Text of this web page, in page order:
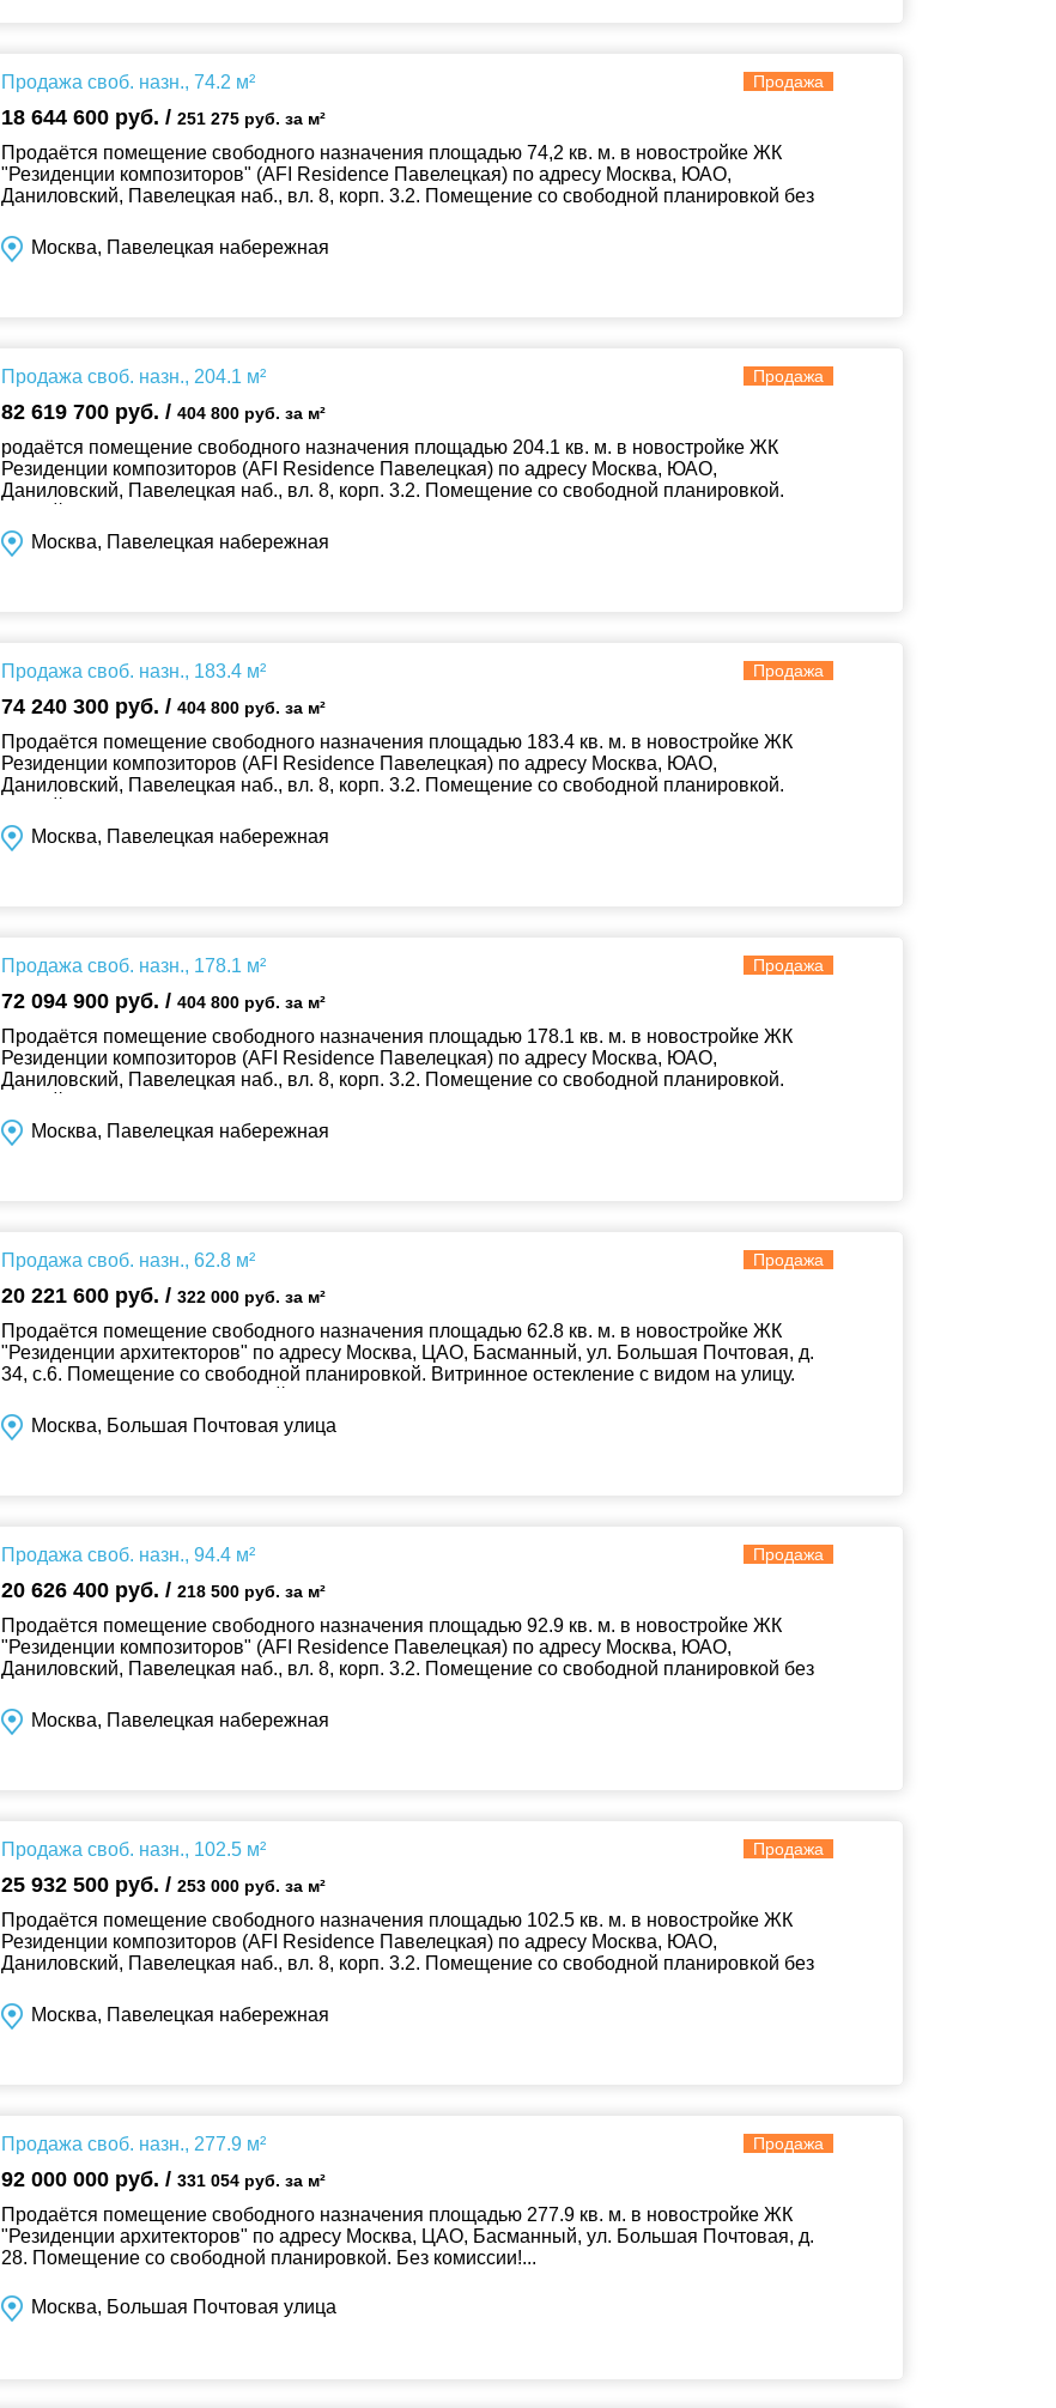
Продажа своб. назн., 74.2 м² Продажа
18 644 600 руб. / 251 275 руб. за м²
Продаётся помещение свободного назначения площадью 74,2 кв. м. в новостройке ЖК
"Резиденции композиторов" (AFI Residence Павелецкая) по адресу Москва, ЮАО,
Даниловский, Павелецкая наб., вл. 8, корп. 3.2. Помещение со свободной планировкой без
Москва, Павелецкая набережная
Продажа своб. назн., 204.1 м² Продажа
82 619 700 руб. / 404 800 руб. за м²
родаётся помещение свободного назначения площадью 204.1 кв. м. в новостройке ЖК
Резиденции композиторов (AFI Residence Павелецкая) по адресу Москва, ЮАО,
Даниловский, Павелецкая наб., вл. 8, корп. 3.2. Помещение со свободной планировкой.
Москва, Павелецкая набережная
Продажа своб. назн., 183.4 м² Продажа
74 240 300 руб. / 404 800 руб. за м²
Продаётся помещение свободного назначения площадью 183.4 кв. м. в новостройке ЖК
Резиденции композиторов (AFI Residence Павелецкая) по адресу Москва, ЮАО,
Даниловский, Павелецкая наб., вл. 8, корп. 3.2. Помещение со свободной планировкой.
Москва, Павелецкая набережная
Продажа своб. назн., 178.1 м² Продажа
72 094 900 руб. / 404 800 руб. за м²
Продаётся помещение свободного назначения площадью 178.1 кв. м. в новостройке ЖК
Резиденции композиторов (AFI Residence Павелецкая) по адресу Москва, ЮАО,
Даниловский, Павелецкая наб., вл. 8, корп. 3.2. Помещение со свободной планировкой.
Москва, Павелецкая набережная
Продажа своб. назн., 62.8 м² Продажа
20 221 600 руб. / 322 000 руб. за м²
Продаётся помещение свободного назначения площадью 62.8 кв. м. в новостройке ЖК
"Резиденции архитекторов" по адресу Москва, ЦАО, Басманный, ул. Большая Почтовая, д.
34, с.6. Помещение со свободной планировкой. Витринное остекление с видом на улицу.
Москва, Большая Почтовая улица
Продажа своб. назн., 94.4 м² Продажа
20 626 400 руб. / 218 500 руб. за м²
Продаётся помещение свободного назначения площадью 92.9 кв. м. в новостройке ЖК
"Резиденции композиторов" (AFI Residence Павелецкая) по адресу Москва, ЮАО,
Даниловский, Павелецкая наб., вл. 8, корп. 3.2. Помещение со свободной планировкой без
Москва, Павелецкая набережная
Продажа своб. назн., 102.5 м² Продажа
25 932 500 руб. / 253 000 руб. за м²
Продаётся помещение свободного назначения площадью 102.5 кв. м. в новостройке ЖК
Резиденции композиторов (AFI Residence Павелецкая) по адресу Москва, ЮАО,
Даниловский, Павелецкая наб., вл. 8, корп. 3.2. Помещение со свободной планировкой без
Москва, Павелецкая набережная
Продажа своб. назн., 277.9 м² Продажа
92 000 000 руб. / 331 054 руб. за м²
Продаётся помещение свободного назначения площадью 277.9 кв. м. в новостройке ЖК
"Резиденции архитекторов" по адресу Москва, ЦАО, Басманный, ул. Большая Почтовая, д.
28. Помещение со свободной планировкой. Без комиссии!...
Москва, Большая Почтовая улица